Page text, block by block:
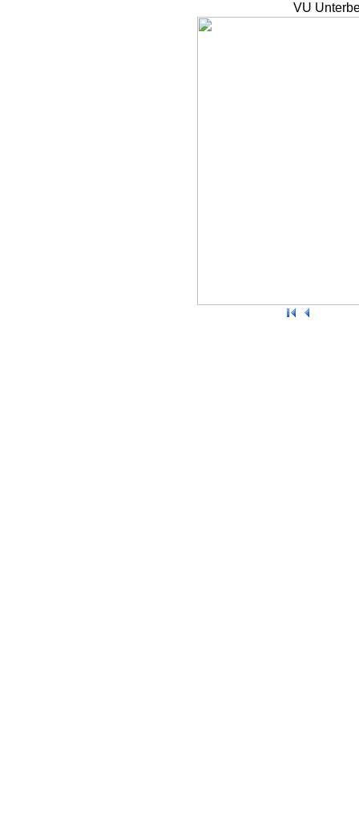
VU